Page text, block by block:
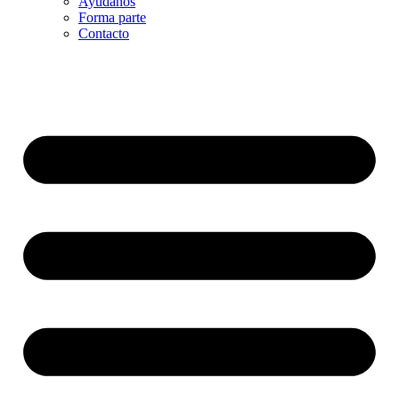
Forma parte
Contacto